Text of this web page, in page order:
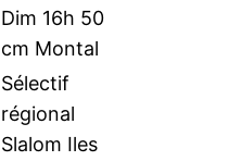
Dim 16h 50
cm Montal
Sélectif
régional
Slalom Iles